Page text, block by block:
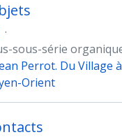
·
sous-série
Perrot. Du Village
Orient